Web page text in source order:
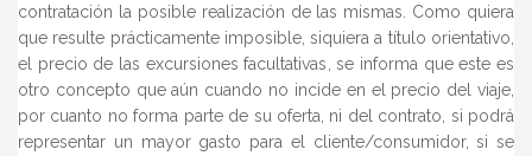
contratación la posible realización de las mismas. Como quiera
que resulte prácticamente imposible, siquiera a título orientativo,
el precio de las excursiones facultativas, se informa que este es
otro concepto que aún cuando no incide en el precio del viaje,
por cuanto no forma parte de su oferta, ni del contrato, si podrá
representar un mayor gasto para el cliente/consumidor, si se